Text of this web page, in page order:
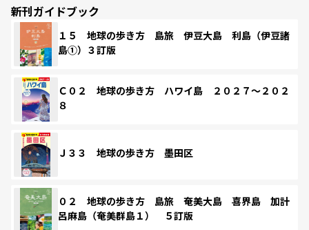
新刊ガイドブック
１５ 地球の歩き方 島旅 伊豆大島 利島（伊豆諸
島①）３訂版
Ｃ０２ 地球の歩き方 ハワイ島 ２０２７～２０２
８
Ｊ３３ 地球の歩き方 墨田区
０２ 地球の歩き方 島旅 奄美大島 喜界島 加計
呂麻島（奄美群島１） ５訂版